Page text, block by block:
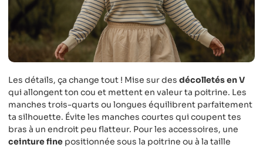
Les détails, ça change tout ! Mise sur des décolletés en V
qui allongent ton cou et mettent en valeur ta poitrine. Les
manches trois-quarts ou longues équilibrent parfaitement
ta silhouette. Évite les manches courtes qui coupent tes
bras à un endroit peu flatteur. Pour les accessoires, une
ceinture fine positionnée sous la poitrine ou à la taille